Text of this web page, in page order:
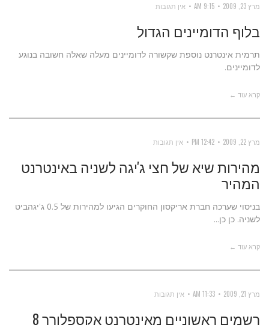
מרץ 23, 2009 9:15 AM אין תגובות
בלוף הדומיינים הגדול
תרמית אינטרנט נוספת שקשורה לדומיינים מעלה שאלה חשובה בנוגע
לדומיינים.
קרא עוד ←
מרץ 22, 2009 12:42 PM אין תגובות
מהירות שיא של חצי ג'יגה לשניה באינטרנט
המהיר
בניסוי שערכה חברת אריקסון החוקרים הגיעו למהירות של 0.5 ג'יגהביט
לשניה. כן כן...
קרא עוד ←
מרץ 21, 2009 11:33 AM אין תגובות
רשמים ראשוניים מאינטרנט אקספלורר 8